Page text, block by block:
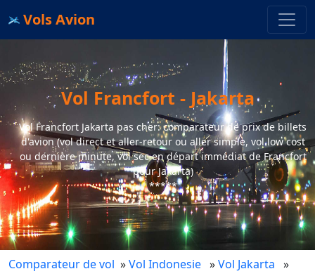
Vols Avion
Vol Francfort - Jakarta
Vol Francfort Jakarta pas cher: comparateur de prix de billets
d'avion (vol direct et aller-retour ou aller simple, vol low cost
ou dernière minute, vol sec en départ immédiat de Francfort
pour Jakarta)
*****
Comparateur de vol »Vol Indonesie »Vol Jakarta »